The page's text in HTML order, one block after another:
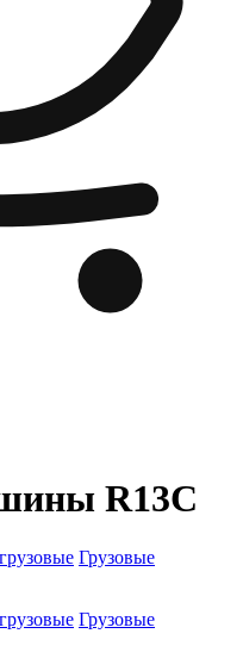
R13C
Грузовые
Грузовые